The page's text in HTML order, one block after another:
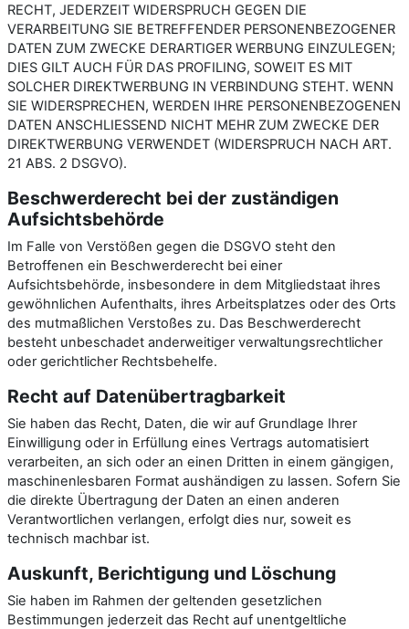
RECHT, JEDERZEIT WIDERSPRUCH GEGEN DIE
VERARBEITUNG SIE BETREFFENDER PERSONENBEZOGENER
DATEN ZUM ZWECKE DERARTIGER WERBUNG EINZULEGEN;
DIES GILT AUCH FÜR DAS PROFILING, SOWEIT ES MIT
SOLCHER DIREKTWERBUNG IN VERBINDUNG STEHT. WENN
SIE WIDERSPRECHEN, WERDEN IHRE PERSONENBEZOGENEN
DATEN ANSCHLIESSEND NICHT MEHR ZUM ZWECKE DER
DIREKTWERBUNG VERWENDET (WIDERSPRUCH NACH ART.
21 ABS. 2 DSGVO).
Beschwerde­recht bei der zuständigen
Aufsichts­behörde
Im Falle von Verstößen gegen die DSGVO steht den
Betroffenen ein Beschwerderecht bei einer
Aufsichtsbehörde, insbesondere in dem Mitgliedstaat ihres
gewöhnlichen Aufenthalts, ihres Arbeitsplatzes oder des Orts
des mutmaßlichen Verstoßes zu. Das Beschwerderecht
besteht unbeschadet anderweitiger verwaltungsrechtlicher
oder gerichtlicher Rechtsbehelfe.
Recht auf Daten­übertrag­barkeit
Sie haben das Recht, Daten, die wir auf Grundlage Ihrer
Einwilligung oder in Erfüllung eines Vertrags automatisiert
verarbeiten, an sich oder an einen Dritten in einem gängigen,
maschinenlesbaren Format aushändigen zu lassen. Sofern Sie
die direkte Übertragung der Daten an einen anderen
Verantwortlichen verlangen, erfolgt dies nur, soweit es
technisch machbar ist.
Auskunft, Berichtigung und Löschung
Sie haben im Rahmen der geltenden gesetzlichen
Bestimmungen jederzeit das Recht auf unentgeltliche